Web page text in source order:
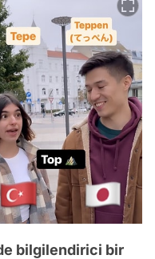
bilgilendirici bir